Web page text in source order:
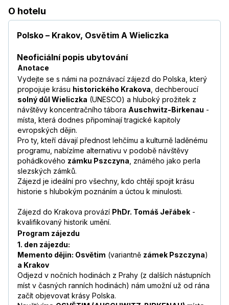
O hotelu
Polsko – Krakov, Osvětim A Wieliczka
Neoficiální popis ubytování
Anotace
Vydejte se s námi na poznávací zájezd do Polska, který
propojuje krásu historického Krakova , dechberoucí
solný důl Wieliczka (UNESCO) a hluboký prožitek z
návštěvy koncentračního tábora Auschwitz-Birkenau -
místa, která dodnes připomínají tragické kapitoly
evropských dějin.
Pro ty, kteří dávají přednost lehčímu a kulturně laděnému
programu, nabízíme alternativu v podobě návštěvy
pohádkového zámku Pszczyna , známého jako perla
slezských zámků.
Zájezd je ideální pro všechny, kdo chtějí spojit krásu
historie s hlubokým poznáním a úctou k minulosti.
Zájezd do Krakova provází PhDr. Tomáš Jeřábek -
kvalifikovaný historik umění.
Program zájezdu
1. den zájezdu:
Memento dějin: Osvětim (variantně zámek Pszczyna)
a Krakov
Odjezd v nočních hodinách z Prahy (z dalších nástupních
míst v časných ranních hodinách) nám umožní už od rána
začít objevovat krásy Polska.